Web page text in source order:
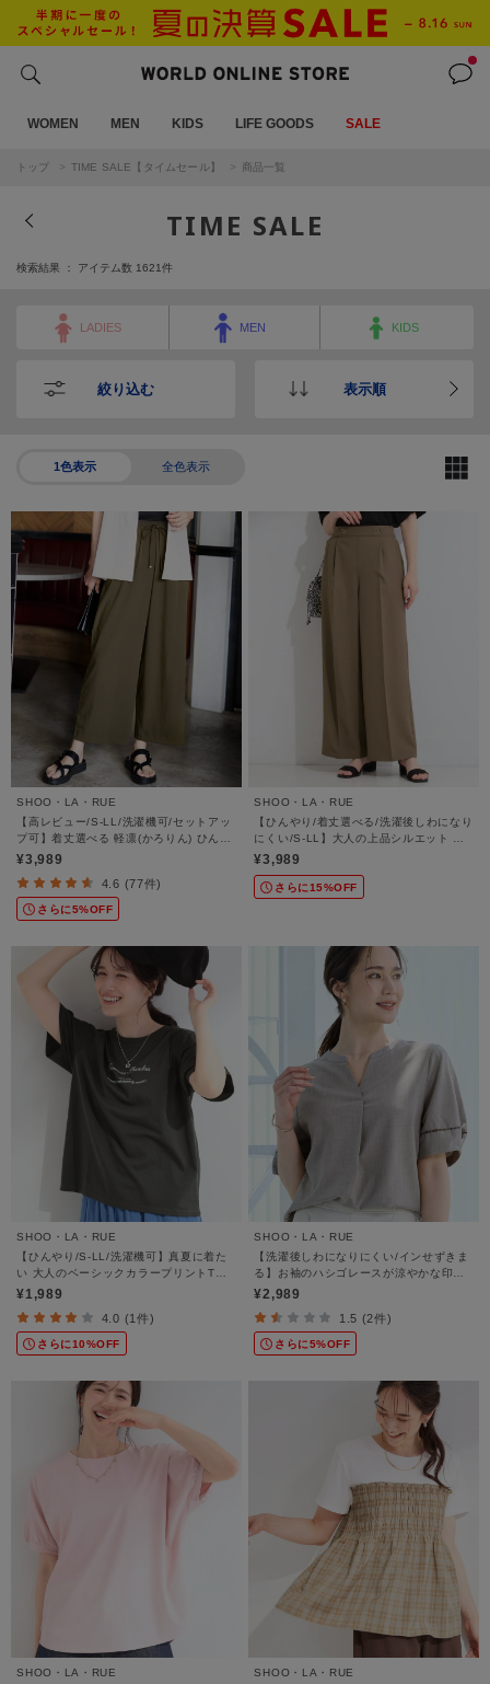
WOMEN MEN KIDS LIFE GOODS SALE
トップ TIME SALE【タイムセール】 商品一覧
TIME SALE
検索結果 ： アイテム数 1621件
LADIES MEN KIDS
絞り込む 表示順
1色表示 全色表示
SHOO・LA・RUE
【高レビュー/S-LL/洗濯機可/セットアッ
プ可】着丈選べる 軽凛(かろりん) ひんや
りフラップイージーパンツ
¥3,989
4.6 (77件)
さらに5%OFF
SHOO・LA・RUE
【ひんやり/着丈選べる/洗濯後しわになり
にくい/S-LL】大人の上品シルエット セ
ンタープレスタックワイドパンツ
¥3,989
さらに15%OFF
SHOO・LA・RUE
【ひんやり/S-LL/洗濯機可】真夏に着た
い 大人のベーシックカラープリントTシ
ャツ
¥1,989
4.0 (1件)
さらに10%OFF
SHOO・LA・RUE
【洗濯後しわになりにくい/インせずきま
る】お袖のハシゴレースが涼やかな印象
麻調スキッパーブラウス
¥2,989
1.5 (2件)
さらに5%OFF
SHOO・LA・RUE
SHOO・LA・RUE